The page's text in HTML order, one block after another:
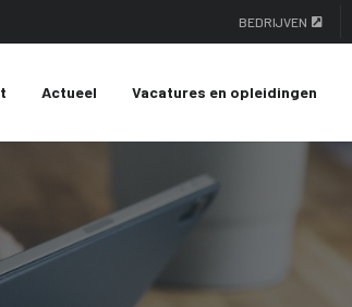
BEDRIJVEN
Actueel Vacatures en opleidingen